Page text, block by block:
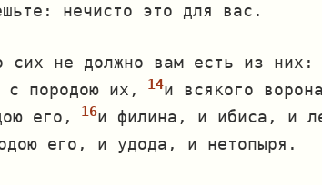
нечисто это для вас.
сих не должно вам есть из
породою их,
и всякого
его,
и филина, и ибиса, и
его, и удода, и нетопыря.